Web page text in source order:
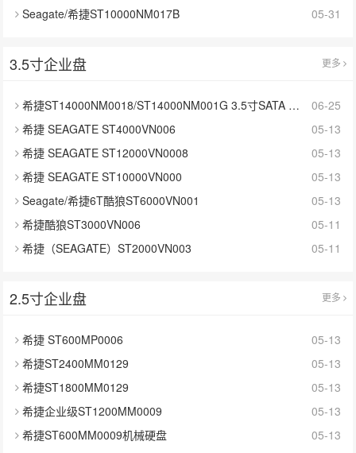
Seagate/希捷ST10000NM017B
05-31
3.5寸企业盘 更多
希捷ST14000NM0018/ST14000NM001G 3.5寸SATA 14TB硬盘
06-25
希捷 SEAGATE ST4000VN006
05-13
希捷 SEAGATE ST12000VN0008
05-13
希捷 SEAGATE ST10000VN000
05-13
Seagate/希捷6T酷狼ST6000VN001
05-13
希捷酷狼ST3000VN006
05-11
希捷（SEAGATE）ST2000VN003
05-11
2.5寸企业盘 更多
希捷 ST600MP0006
05-13
希捷ST2400MM0129
05-13
希捷ST1800MM0129
05-13
希捷企业级ST1200MM0009
05-13
希捷ST600MM0009机械硬盘
05-13